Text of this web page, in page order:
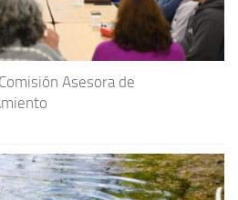
Asesora de